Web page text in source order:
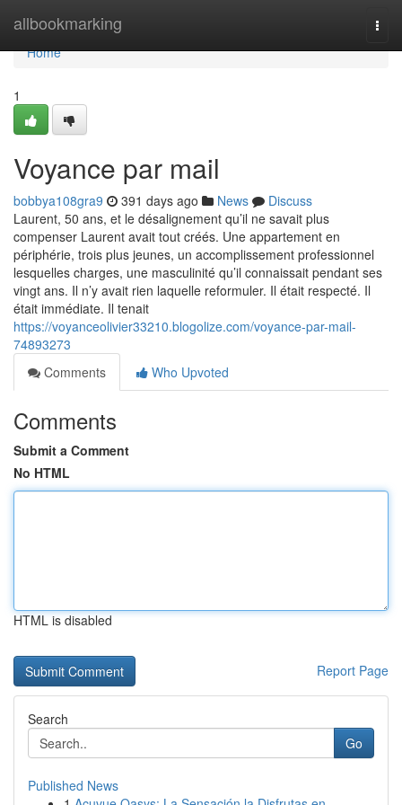
allbookmarking
Home
Home
1
Voyance par mail
bobbya108gra9 391 days ago News
Discuss
Laurent, 50 ans, et le désalignement qu’il ne savait plus
compenser Laurent avait tout créés. Une appartement en
périphérie, trois plus jeunes, un accomplissement professionnel
lesquelles charges, une masculinité qu’il connaissait pendant ses
vingt ans. Il n’y avait rien laquelle reformuler. Il était respecté. Il
était immédiate. Il tenait
https://voyanceolivier33210.blogolize.com/voyance-par-mail-
74893273
Comments
Who Upvoted
Comments
Submit a Comment
No HTML
HTML is disabled
Report Page
Search
Go
Published News